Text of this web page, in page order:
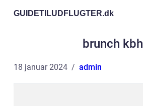
GUIDETILUDFLUGTER.dk
brunch kbh
18 januar 2024 admin